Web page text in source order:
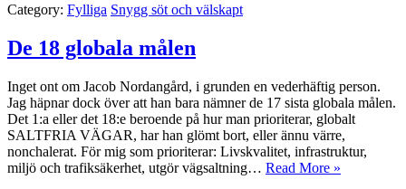
Category: Fylliga Snygg söt och välskapt
De 18 globala målen
Inget ont om Jacob Nordangård, i grunden en vederhäftig person.
Jag häpnar dock över att han bara nämner de 17 sista globala målen.
Det 1:a eller det 18:e beroende på hur man prioriterar, globalt
SALTFRIA VÄGAR, har han glömt bort, eller ännu värre,
nonchalerat. För mig som prioriterar: Livskvalitet, infrastruktur,
miljö och trafiksäkerhet, utgör vägsaltning… Read More »